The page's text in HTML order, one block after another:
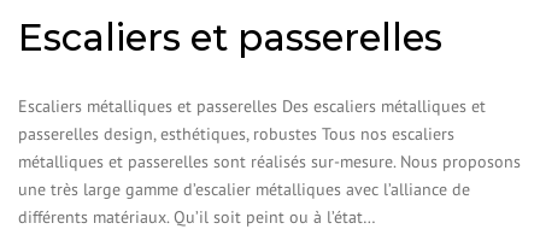
Escaliers et passerelles
Escaliers métalliques et passerelles Des escaliers métalliques et
passerelles design, esthétiques, robustes Tous nos escaliers
métalliques et passerelles sont réalisés sur-mesure. Nous proposons
une très large gamme d’escalier métalliques avec l’alliance de
différents matériaux. Qu’il soit peint ou à l’état…